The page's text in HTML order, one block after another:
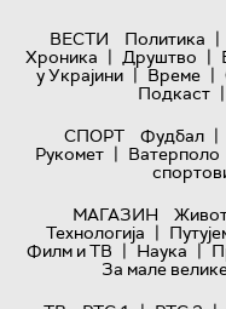
ВЕСТИ Политика |
Хроника | Друштво |
у Украјини | Време |
Подкаст |
СПОРТ
Фудбал |
Рукомет | Ватерполо
МАГАЗИН
Технологијa |
Филм и ТВ | Наука |
За мале